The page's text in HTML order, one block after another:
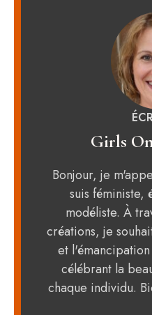
Girls
Bonjour, je
suis féministe,
modéliste. À
créations, je
et
célébrant la
chaque individu.